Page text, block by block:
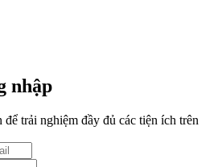
nhập
trải nghiệm đầy đủ các tiện ích trên